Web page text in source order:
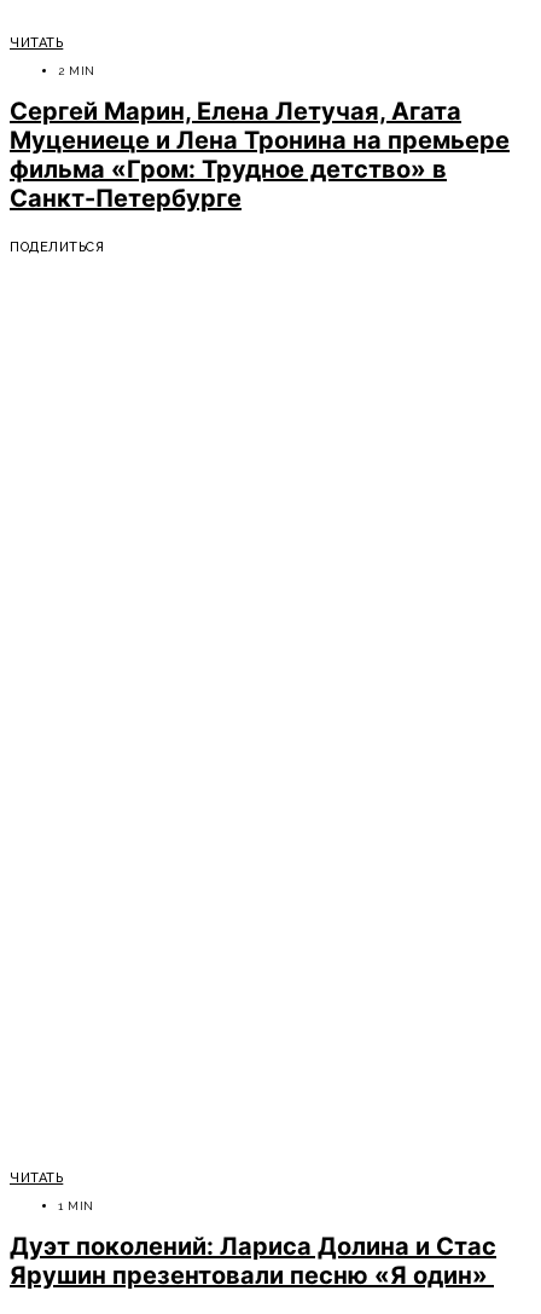
ЧИТАТЬ
2 MIN
Сергей Марин, Елена Летучая, Агата
Муцениеце и Лена Тронина на премьере
фильма «Гром: Трудное детство» в
Санкт-Петербурге
ПОДЕЛИТЬСЯ
ЧИТАТЬ
1 MIN
Дуэт поколений: Лариса Долина и Стас
Ярушин презентовали песню «Я один»